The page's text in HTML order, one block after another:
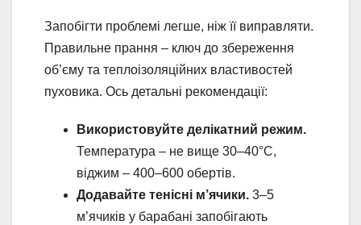
Запобігти проблемі легше, ніж її виправляти.
Правильне прання – ключ до збереження
об’єму та теплоізоляційних властивостей
пуховика. Ось детальні рекомендації:
Використовуйте делікатний режим.
Температура – не вище 30–40°C,
віджим – 400–600 обертів.
Додавайте тенісні м’ячики. 3–5
м’ячиків у барабані запобігають